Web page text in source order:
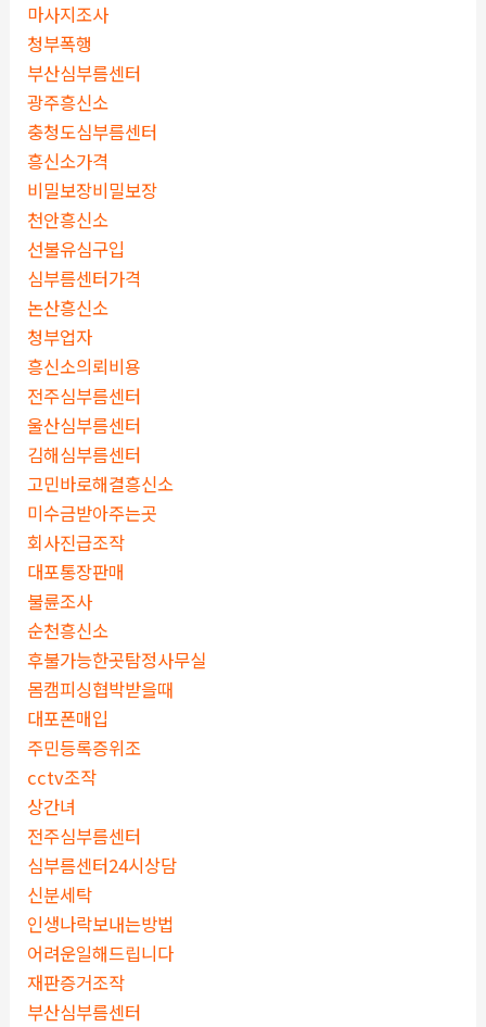
마사지조사
청부폭행
부산심부름센터
광주흥신소
충청도심부름센터
흥신소가격
비밀보장비밀보장
천안흥신소
선불유심구입
심부름센터가격
논산흥신소
청부업자
흥신소의뢰비용
전주심부름센터
울산심부름센터
김해심부름센터
고민바로해결흥신소
미수금받아주는곳
회사진급조작
대포통장판매
불륜조사
순천흥신소
후불가능한곳탐정사무실
몸캠피싱협박받을때
대포폰매입
주민등록증위조
cctv조작
상간녀
전주심부름센터
심부름센터24시상담
신분세탁
인생나락보내는방법
어려운일해드립니다
재판증거조작
부산심부름센터